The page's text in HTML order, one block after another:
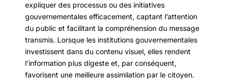
expliquer des processus ou des initiatives
gouvernementales efficacement, captant l’attention
du public et facilitant la compréhension du message
transmis. Lorsque les institutions gouvernementales
investissent dans du contenu visuel, elles rendent
l’information plus digeste et, par conséquent,
favorisent une meilleure assimilation par le citoyen.